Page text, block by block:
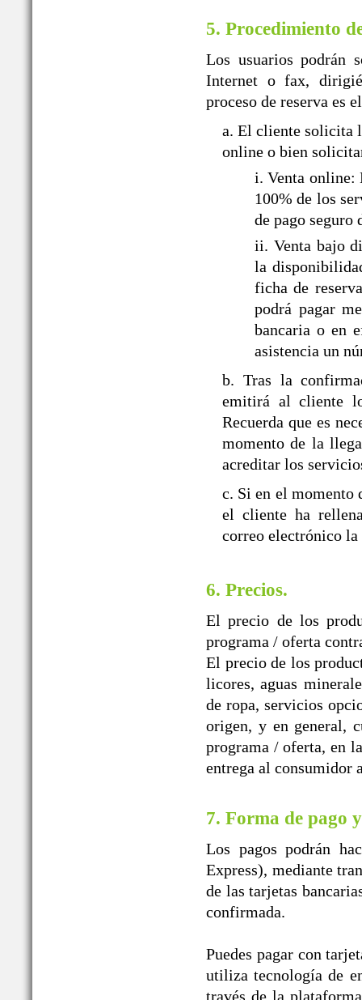
5. Procedimiento
Los usuarios podrán
Internet o fax,
proceso de reserva es
a. El cliente solicita
online o bien
i. Venta online:
100% de los
de pago seguro
ii. Venta bajo
la
ficha de
podrá pagar
bancaria o en
asistencia un
b. Tras la
emitirá al cliente
Recuerda que es
momento de la
acreditar los
c. Si en el momento
el cliente ha
correo electrónico la
6. Precios.
El precio de los
programa / oferta
El precio de los
licores, aguas
de ropa, servicios
origen, y en general,
programa / oferta, en
entrega al consumidor
7. Forma de pago
Los pagos podrán
Express), mediante
de las tarjetas
confirmada.
Puedes pagar con
utiliza tecnología de
través de la